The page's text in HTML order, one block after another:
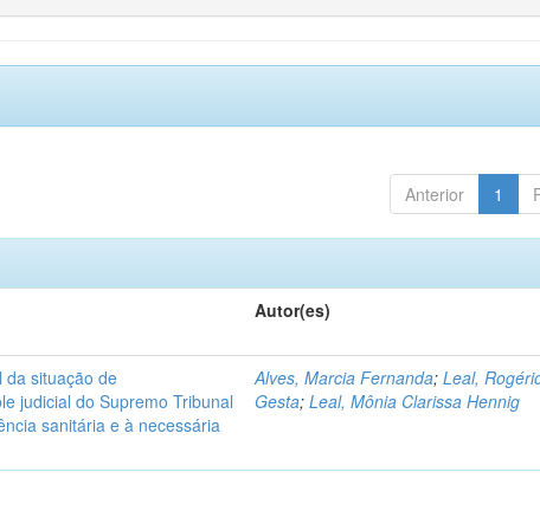
Anterior 1
Autor(es)
da situação de
judicial do Supremo Tribunal
sanitária e à necessária
Alves, Marcia Fernanda;Leal,
Gesta;Leal, Mônia Clarissa Hennig